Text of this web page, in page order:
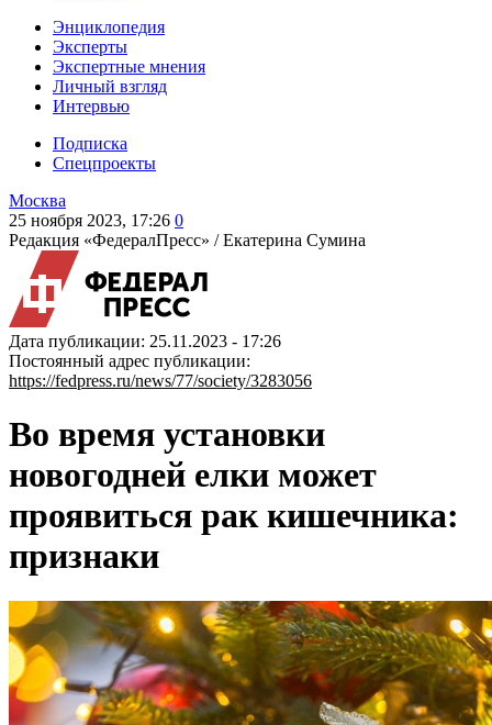
Энциклопедия
Эксперты
Экспертные мнения
Личный взгляд
Интервью
Подписка
Спецпроекты
Москва
25 ноября 2023, 17:26 0
Редакция «ФедералПресс» /Екатерина Сумина
Дата публикации: 25.11.2023 - 17:26
Постоянный адрес публикации:
https://fedpress.ru/news/77/society/3283056
Во время установки
новогодней елки может
проявиться рак кишечника:
признаки